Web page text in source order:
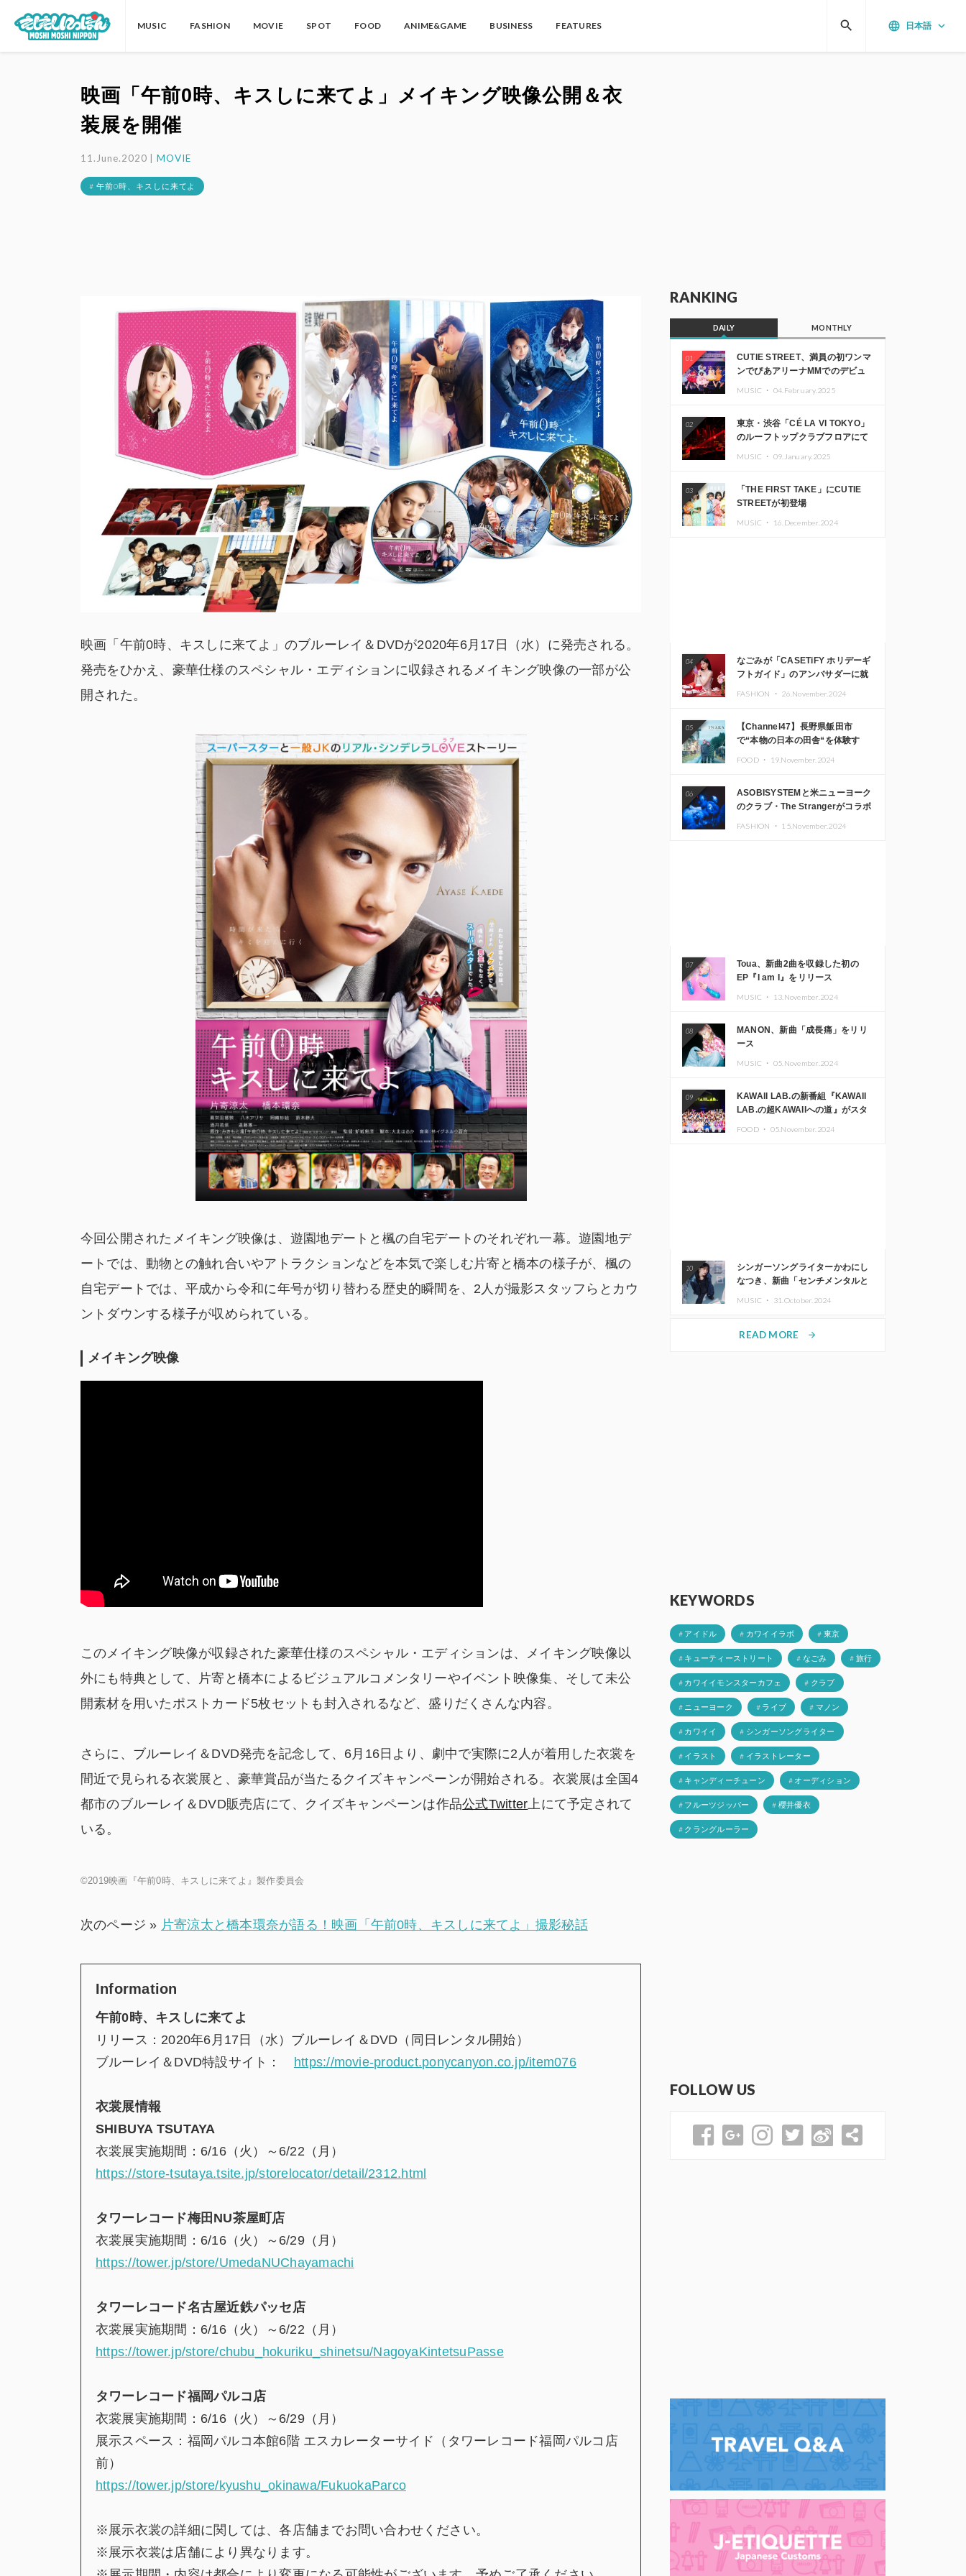
MUSIC FASHION MOVIE SPOT FOOD ANIME&GAME BUSINESS FEATURES language 日本語 keyboard_arrow_down
search
映画「午前0時、キスしに来てよ」メイキング映像公開＆衣
装展を開催
11.June.2020 |MOVIE
# 午前0時、キスしに来てよ
映画「午前0時、キスしに来てよ」のブルーレイ＆DVDが2020年6月17日（水）に発売される。
発売をひかえ、豪華仕様のスペシャル・エディションに収録されるメイキング映像の一部が公
開された。
今回公開されたメイキング映像は、遊園地デートと楓の自宅デートのそれぞれ一幕。遊園地デ
ートでは、動物との触れ合いやアトラクションなどを本気で楽しむ片寄と橋本の様子が、楓の
自宅デートでは、平成から令和に年号が切り替わる歴史的瞬間を、2人が撮影スタッフらとカウ
ントダウンする様子が収められている。
メイキング映像
このメイキング映像が収録された豪華仕様のスペシャル・エディションは、メイキング映像以
外にも特典として、片寄と橋本によるビジュアルコメンタリーやイベント映像集、そして未公
開素材を用いたポストカード5枚セットも封入されるなど、盛りだくさんな内容。
さらに、ブルーレイ＆DVD発売を記念して、6月16日より、劇中で実際に2人が着用した衣裳を
間近で見られる衣裳展と、豪華賞品が当たるクイズキャンペーンが開始される。衣裳展は全国4
都市のブルーレイ＆DVD販売店にて、クイズキャンペーンは作品公式Twitter上にて予定されて
いる。
©2019映画『午前0時、キスしに来てよ』製作委員会
次のページ » 片寄涼太と橋本環奈が語る！映画「午前0時、キスしに来てよ」撮影秘話
Information
午前0時、キスしに来てよ
リリース：2020年6月17日（水）ブルーレイ＆DVD（同日レンタル開始）
ブルーレイ＆DVD特設サイト： https://movie-product.ponycanyon.co.jp/item076
衣裳展情報
SHIBUYA TSUTAYA
衣裳展実施期間：6/16（火）～6/22（月）
https://store-tsutaya.tsite.jp/storelocator/detail/2312.html
タワーレコード梅田NU茶屋町店
衣裳展実施期間：6/16（火）～6/29（月）
https://tower.jp/store/UmedaNUChayamachi
タワーレコード名古屋近鉄パッセ店
衣裳展実施期間：6/16（火）～6/22（月）
https://tower.jp/store/chubu_hokuriku_shinetsu/NagoyaKintetsuPasse
タワーレコード福岡パルコ店
衣裳展実施期間：6/16（火）～6/29（月）
展示スペース：福岡パルコ本館6階 エスカレーターサイド（タワーレコード福岡パルコ店
前）
https://tower.jp/store/kyushu_okinawa/FukuokaParco
※展示衣裳の詳細に関しては、各店舗までお問い合わせください。
※展示衣裳は店舗により異なります。
RANKING
DAILY MONTHLY
01
CUTIE STREET、満員の初ワンマ
ンでぴあアリーナMMでのデビュ
MUSIC ・ 04.February.2025
02
東京・渋谷「CÉ LA VI TOKYO」
のルーフトップクラブフロアにて
Kza（FORCE OF NATURE）ら日
本を代表するDJ・クリエイターが
出演
MUSIC ・ 09.January.2025
03
「THE FIRST TAKE」にCUTIE
STREETが初登場
MUSIC ・ 16.December.2024
04
なごみが「CASETiFY ホリデーギ
フトガイド」のアンバサダーに就
FASHION ・ 26.November.2024
05
【Channel47】長野県飯田市
で“本物の日本の田舎“を体験す
FOOD ・ 19.November.2024
06
ASOBISYSTEMと米ニューヨーク
のクラブ・The Strangerがコラボ
FASHION ・ 15.November.2024
07
Toua、新曲2曲を収録した初の
EP『I am I』をリリース
MUSIC ・ 13.November.2024
08
MANON、新曲「成長痛」をリリ
ース
MUSIC ・ 05.November.2024
09
KAWAII LAB.の新番組『KAWAII
LAB.の超KAWAIIへの道』がスタ
FOOD ・ 05.November.2024
10
シンガーソングライターかわにし
なつき、新曲「センチメンタルと
MUSIC ・ 31.October.2024
READ MORE arrow_forward
KEYWORDS
# アイドル # カワイイラボ # 東京
# キューティーストリート # なごみ # 旅行
# カワイイモンスターカフェ # クラブ
# ニューヨーク # ライブ # マノン
# カワイイ # シンガーソングライター
# イラスト # イラストレーター
# キャンディーチューン # オーディション
# フルーツジッパー # 櫻井優衣
# クラングルーラー
FOLLOW US